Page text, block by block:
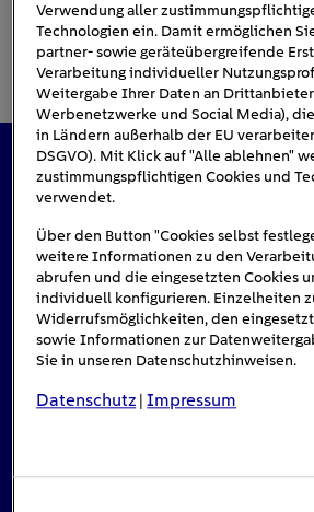
Das könnte Sie auch
Verwendung aller
Technologien ein. Damit ermöglichen
partner- sowie geräteübergreifende
Verarbeitung individueller
Weitergabe Ihrer Daten an Drittanbieter
Werbenetzwerke und Social Media),
in Ländern außerhalb der EU
DSGVO). Mit Klick auf "Alle ablehnen"
zustimmungspflichtigen Cookies und
verwendet.
Über den Button "Cookies selbst
weitere Informationen zu den
abrufen und die eingesetzten Cookies
individuell konfigurieren. Einzelheiten
Widerrufsmöglichkeiten, den
sowie Informationen zur
Sie in unseren Datenschutzhinweisen.
Datenschutz |Impressum